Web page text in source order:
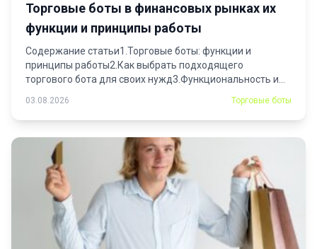
Торговые боты в финансовых рынках их
функции и принципы работы
Содержание статьи1.Торговые боты: функции и
принципы работы2.Как выбрать подходящего
торгового бота для своих нужд3.Функциональность и...
03.08.2026 Торговые боты